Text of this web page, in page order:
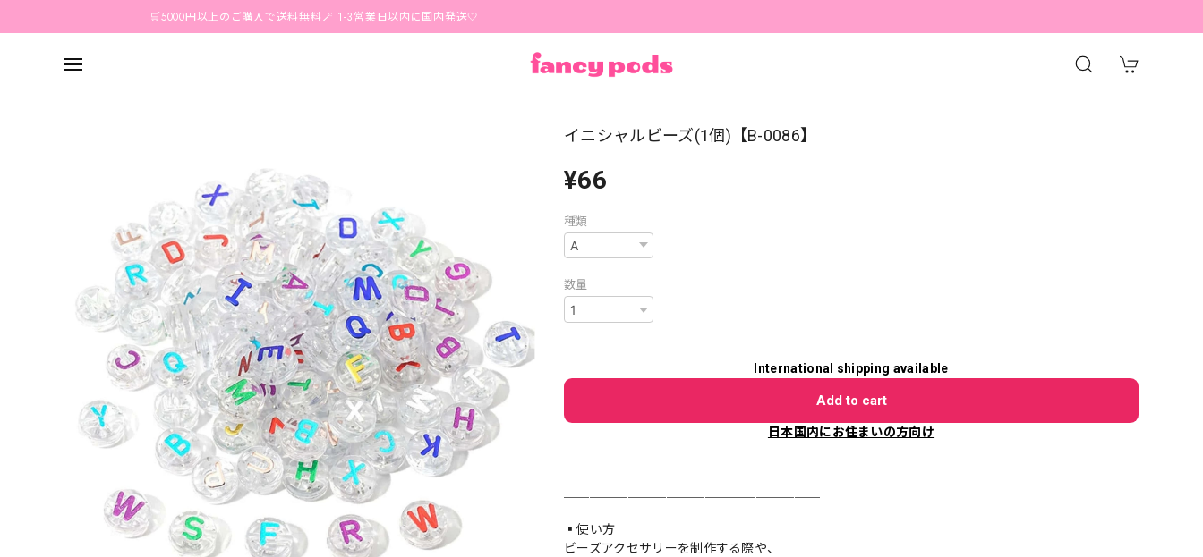
🛒5000円以上のご購入で送料無料🪄 1-3営業日以内に国内発送🤍
イニシャルビーズ(1個)【B-0086】
¥66
種類
数量
International shipping available
Add to cart
日本国内にお住まいの方向け
▪️使い方
ビーズアクセサリーを制作する際や、